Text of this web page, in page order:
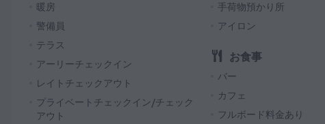
暖房
警備員
テラス
アーリーチェックイン
レイトチェックアウト
プライベートチェックイン/チェック
アウト
手荷物預かり所
アイロン
お食事
バー
カフェ
フルボード料金あり